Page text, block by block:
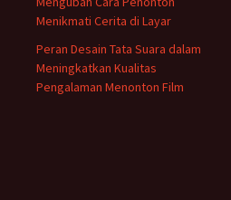
Menikmati Cerita di Layar
Peran Desain Tata Suara dalam
Meningkatkan Kualitas
Pengalaman Menonton Film